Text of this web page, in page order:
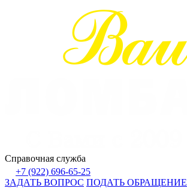
Справочная служба
+7 (922) 696-65-25
ЗАДАТЬ ВОПРОС ПОДАТЬ ОБРАЩЕНИЕ